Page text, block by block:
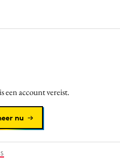
een account vereist.
nu